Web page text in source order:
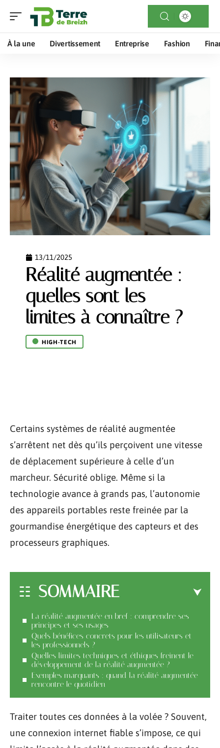
À la une Divertissement Entreprise Fashion
13/11/2025
Réalité augmentée :
quelles sont les
limites à connaître ?
HIGH-TECH
Certains systèmes de réalité augmentée
s’arrêtent net dès qu’ils perçoivent une vitesse
de déplacement supérieure à celle d’un
marcheur. Sécurité oblige. Même si la
technologie avance à grands pas, l’autonomie
des appareils portables reste freinée par la
gourmandise énergétique des capteurs et des
processeurs graphiques.
SOMMAIRE
La réalité augmentée en bref : comprendre ses
principes et ses usages
Quels bénéfices concrets pour les utilisateurs et
les professionnels ?
Quelles limites techniques et éthiques freinent le
développement de la réalité augmentée ?
Exemples marquants : quand la réalité augmentée
rencontre le quotidien
Traiter toutes ces données à la volée ? Souvent,
une connexion internet fiable s’impose, ce qui